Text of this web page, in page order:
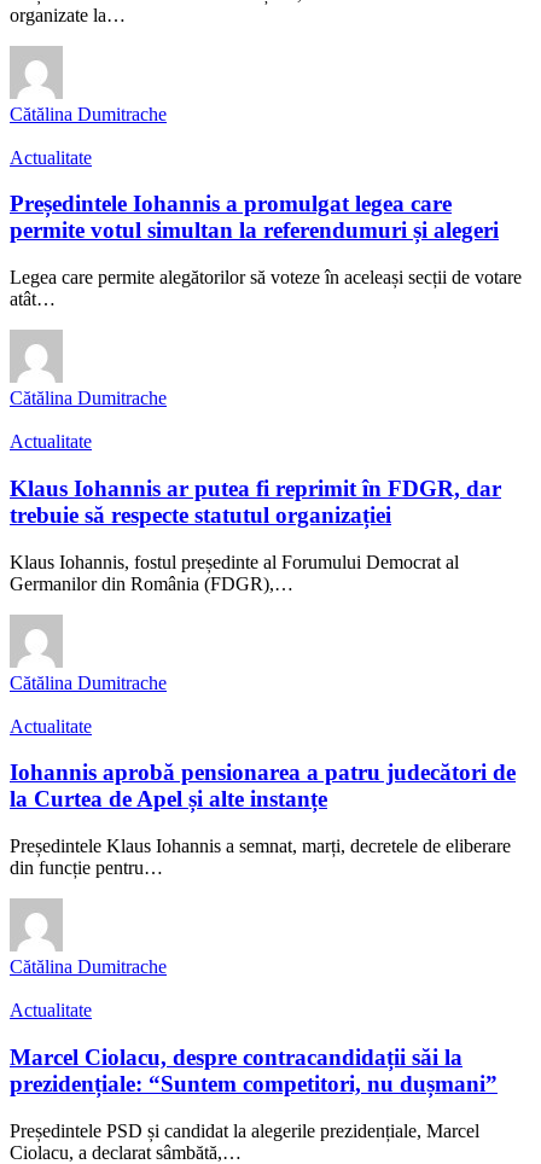
organizate la…
Cătălina Dumitrache
Actualitate
Președintele Iohannis a promulgat legea care
permite votul simultan la referendumuri și alegeri
Legea care permite alegătorilor să voteze în aceleași secții de votare
atât…
Cătălina Dumitrache
Actualitate
Klaus Iohannis ar putea fi reprimit în FDGR, dar
trebuie să respecte statutul organizației
Klaus Iohannis, fostul președinte al Forumului Democrat al
Germanilor din România (FDGR),…
Cătălina Dumitrache
Actualitate
Iohannis aprobă pensionarea a patru judecători de
la Curtea de Apel și alte instanțe
Președintele Klaus Iohannis a semnat, marți, decretele de eliberare
din funcție pentru…
Cătălina Dumitrache
Actualitate
Marcel Ciolacu, despre contracandidații săi la
prezidențiale: “Suntem competitori, nu dușmani”
Președintele PSD și candidat la alegerile prezidențiale, Marcel
Ciolacu, a declarat sâmbătă,…